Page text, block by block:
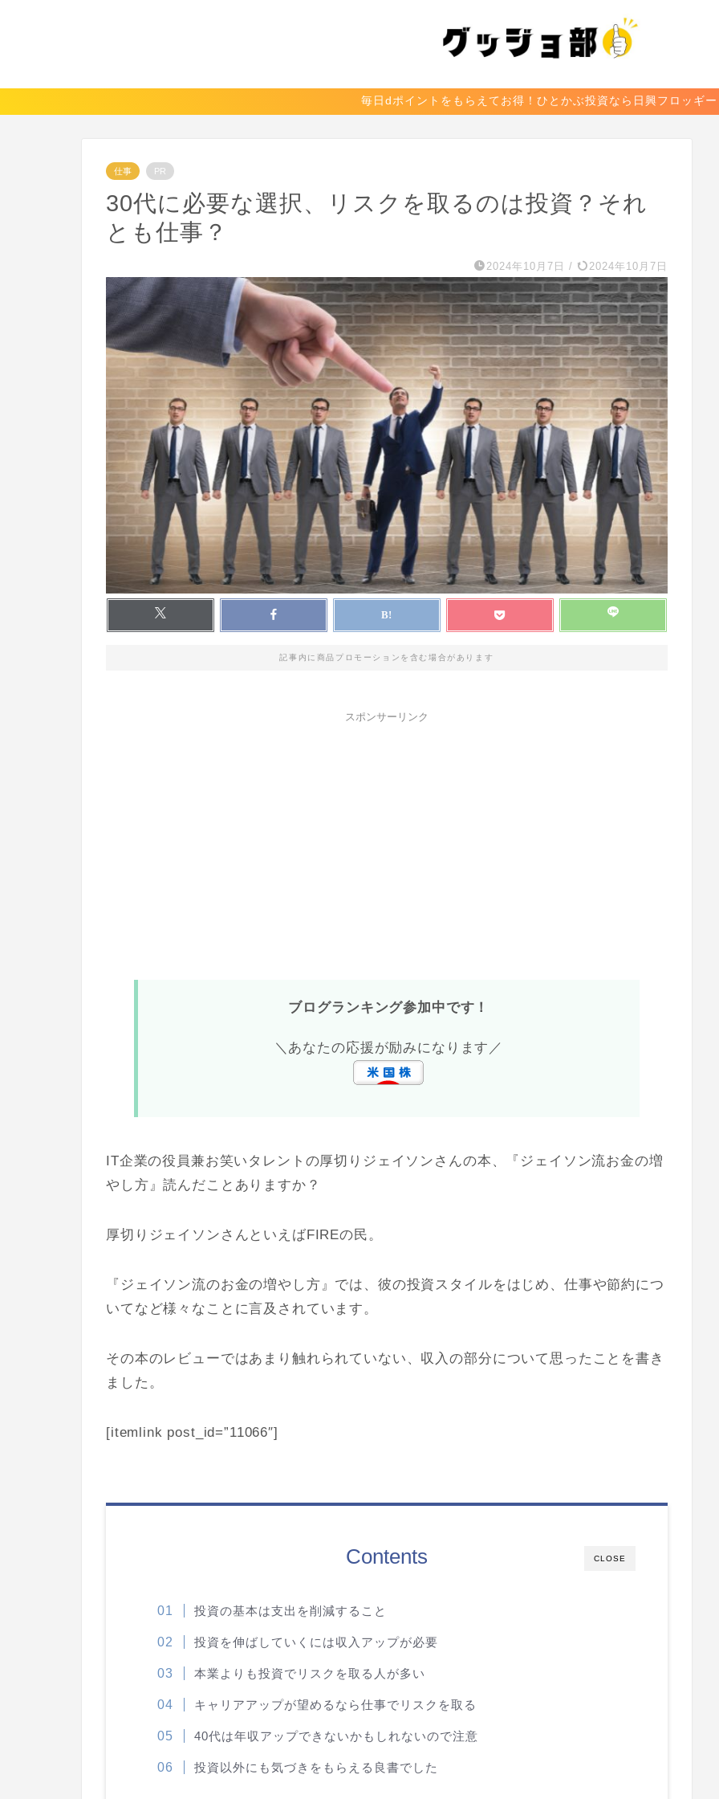
毎日dポイントをもらえてお得！ひとかぶ投資なら日興フロッギー
仕事 PR
30代に必要な選択、リスクを取るのは投資？それ
とも仕事？
2024年10月7日 / 2024年10月7日
記事内に商品プロモーションを含む場合があります
スポンサーリンク
ブログランキング参加中です！
＼あなたの応援が励みになります／
IT企業の役員兼お笑いタレントの厚切りジェイソンさんの本、『ジェイソン流お金の増
やし方』読んだことありますか？
厚切りジェイソンさんといえばFIREの民。
『ジェイソン流のお金の増やし方』では、彼の投資スタイルをはじめ、仕事や節約につ
いてなど様々なことに言及されています。
その本のレビューではあまり触れられていない、収入の部分について思ったことを書き
ました。
[itemlink post_id=”11066″]
CLOSE
Contents
投資の基本は支出を削減すること
投資を伸ばしていくには収入アップが必要
本業よりも投資でリスクを取る人が多い
キャリアアップが望めるなら仕事でリスクを取る
40代は年収アップできないかもしれないので注意
投資以外にも気づきをもらえる良書でした